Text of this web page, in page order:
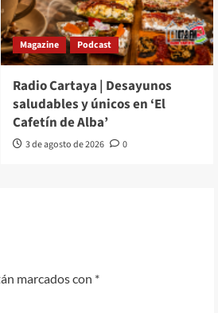
Magazine Podcast
Radio Cartaya | Desayunos
saludables y únicos en ‘El
Cafetín de Alba’
3 de agosto de 2026 0
marcados con *